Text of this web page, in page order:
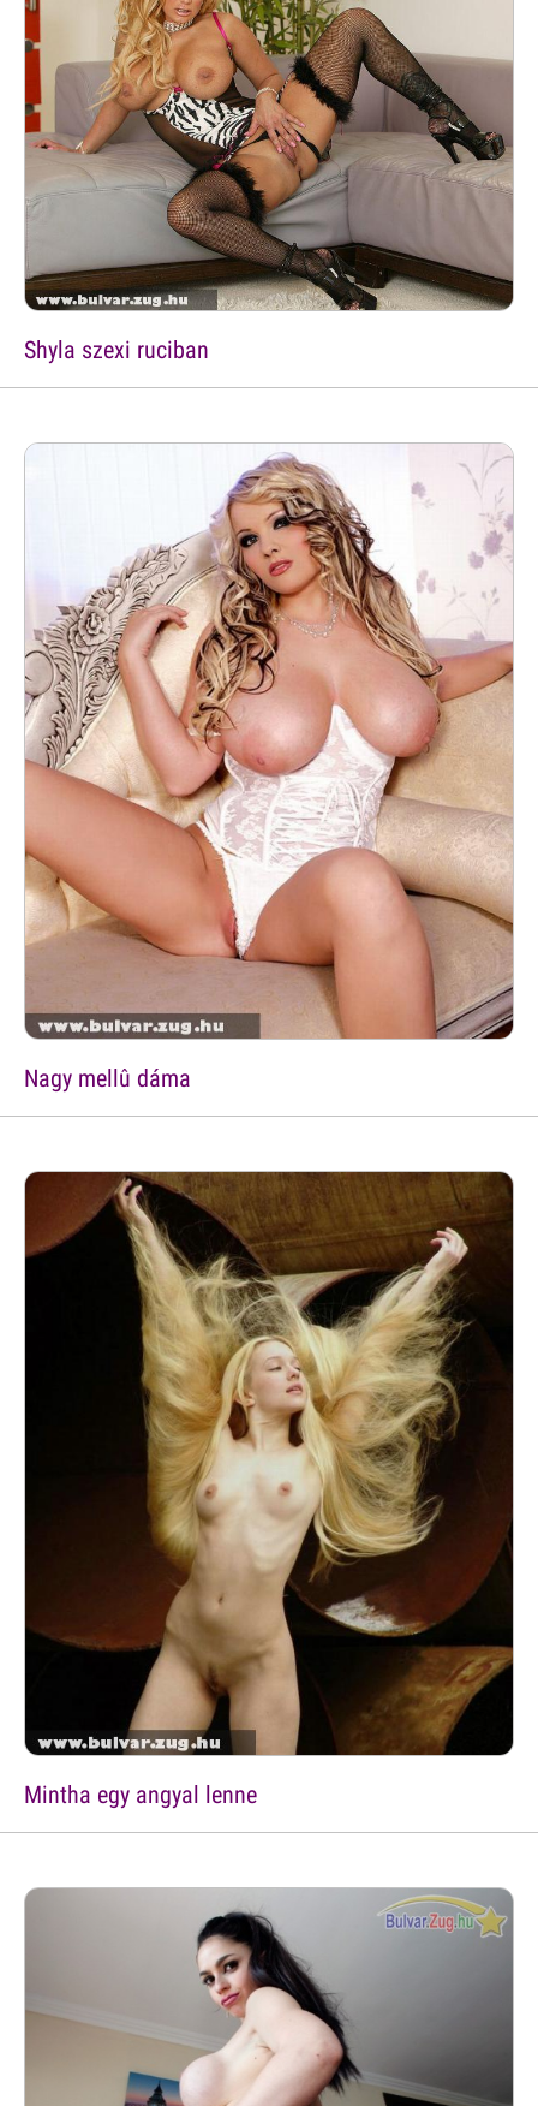
Shyla szexi ruciban
Nagy mellû dáma
Mintha egy angyal lenne